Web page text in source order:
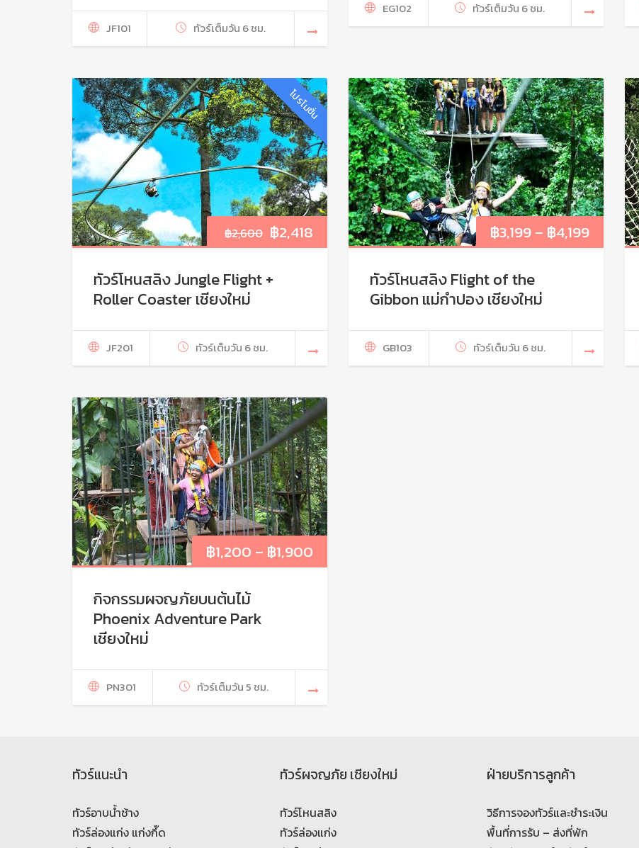
JF101 ทัวร์เต็มวัน 6 ชม.
EG102 ทัวร์เต็มวัน 6 ชม.
โปรโมชั่น
฿2,600 ฿2,418
ทัวร์โหนสลิง Jungle Flight +
Roller Coaster เชียงใหม่
JF201 ทัวร์เต็มวัน 6 ชม.
฿3,199– ฿4,199
ทัวร์โหนสลิง Flight of the
Gibbon แม่กําปอง เชียงใหม่
GB103 ทัวร์เต็มวัน 6 ชม.
฿1,200 – ฿1,900
กิจกรรมผจญภัยบนต้นไม้
Phoenix Adventure Park
เชียงใหม่
PN301 ทัวร์เต็มวัน 5 ชม.
ทัวร์แนะนำ
ทัวร์อาบน้ำช้าง
ทัวร์ล่องแก่ง แก่งกึ๊ด
ทัวร์ผจญภัย เชียงใหม่
ทัวร์โหนสลิง
ทัวร์ล่องแก่ง
ฝ่ายบริการลูกค้า
วิธีการจองทัวร์และชำระเงิน
พื้นที่การรับ – ส่งที่พัก